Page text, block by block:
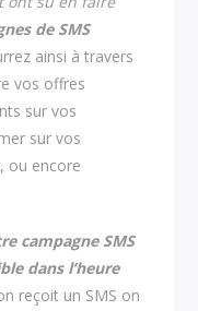
de SMS
ainsi à travers
vos offres
sur vos
sur vos
ou encore
campagne SMS
dans l’heure
reçoit un SMS on